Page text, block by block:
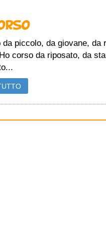
da piccolo, da giovane, da
corso da riposato, da